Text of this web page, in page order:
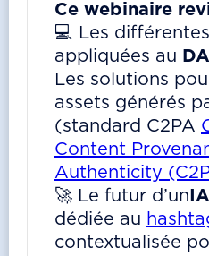
Ce webinaire
💻 Les
appliquées au
Les solutions
assets générés
(standard C2PA
Content
Authenticity
🚀 Le futur d’un IA
dédiée au
contextualisée